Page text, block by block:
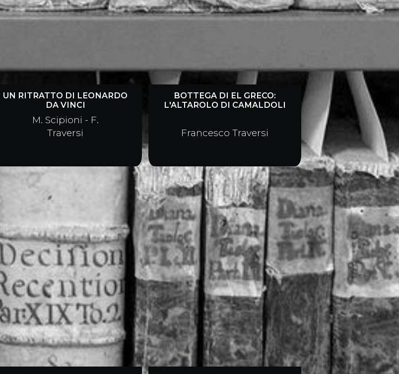
UN RITRATTO DI LEONARDO
DA VINCI
M. Scipioni - F.
Traversi
BOTTEGA DI EL GRECO:
L'ALTAROLO DI CAMALDOLI
Francesco Traversi